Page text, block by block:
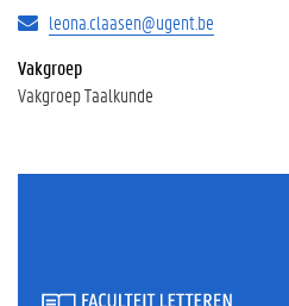
leona.claasen@ugent.be
Vakgroep
Vakgroep Taalkunde